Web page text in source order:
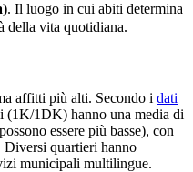
. Il luogo in cui abiti determina
della vita quotidiana.
affitti più alti. Secondo i dati
(1K/1DK) hanno una media di
essere più basse), con
quartieri hanno
municipali multilingue.